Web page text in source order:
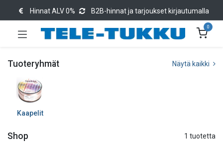
Hinnat ALV 0% B2B-hinnat ja tarjoukset kirjautumalla
0
Tuoteryhmät Näytä kaikki
Kaapelit
Shop 1 tuotetta